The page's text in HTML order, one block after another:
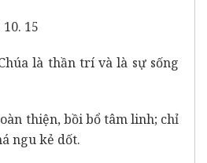
10. 15
là thần trí và là sự sống
thiện, bồi bổ tâm linh; chỉ
ngu kẻ dốt.